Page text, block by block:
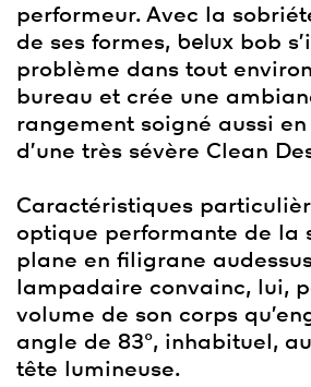
performeur. Avec la
de ses formes, belux bob
problème dans tout
bureau et crée une
rangement soigné aussi en
d’une très sévère Clean
Caractéristiques
optique performante de la
plane en filigrane
lampadaire convainc, lui,
volume de son corps
angle de 83°, inhabituel,
tête lumineuse.